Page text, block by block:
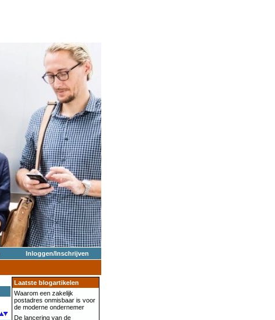
Inloggen/Inschrijven
Laatste blogartikelen
Waarom een zakelijk
postadres onmisbaar is voor
de moderne ondernemer
De lancering van de